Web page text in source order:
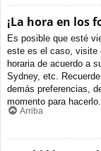
¡La hora en los
Es posible que esté
este es el caso, visite
horaria de acuerdo a
Sydney, etc.
demás preferencias,
momento para hacerlo.
Arriba